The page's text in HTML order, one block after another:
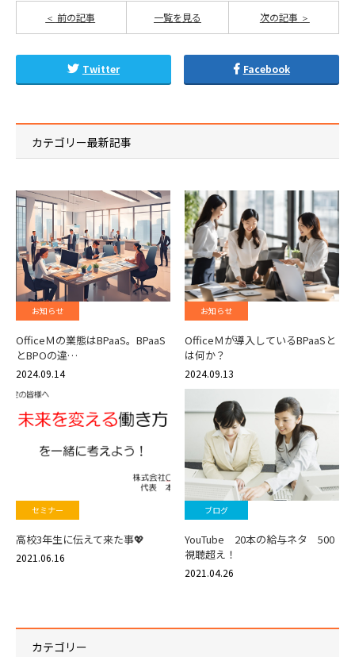
前の記事 次の記事
一覧を見る
Twitter Facebook
カテゴリー最新記事
お知らせ
OfficeＭの業態はBPaaS。BPaaS
とBPOの違…
2024.09.14
お知らせ
OfficeＭが導入しているBPaaSと
は何か？
2024.09.13
セミナー
高校3年生に伝えて来た事💖
2021.06.16
ブログ
YouTube 20本の給与ネタ 500
視聴超え！
2021.04.26
カテゴリー